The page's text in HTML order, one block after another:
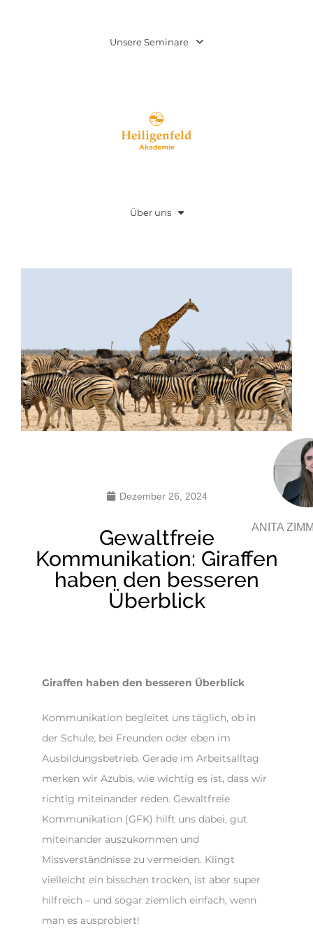
Unsere Seminare
Über uns
ANITA
Dezember 26, 2024
Gewaltfreie
Kommunikation: Giraffen
haben den besseren
Überblick
Giraffen haben den besseren Überblick
Kommunikation begleitet uns täglich, ob in
der Schule, bei Freunden oder eben im
Ausbildungsbetrieb. Gerade im Arbeitsalltag
merken wir Azubis, wie wichtig es ist, dass wir
richtig miteinander reden. Gewaltfreie
Kommunikation (GFK) hilft uns dabei, gut
miteinander auszukommen und
Missverständnisse zu vermeiden. Klingt
vielleicht ein bisschen trocken, ist aber super
hilfreich – und sogar ziemlich einfach, wenn
man es ausprobiert!